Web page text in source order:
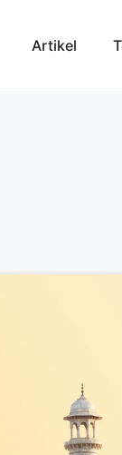
Artikel